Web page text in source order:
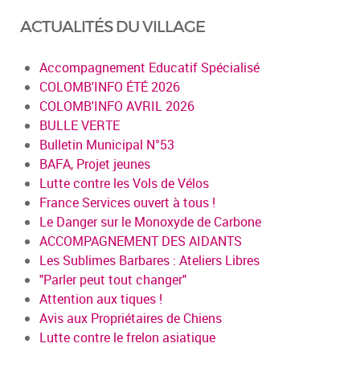
ACTUALITÉS DU VILLAGE
Accompagnement Educatif Spécialisé
COLOMB'INFO ÉTÉ 2026
COLOMB'INFO AVRIL 2026
BULLE VERTE
Bulletin Municipal N°53
BAFA, Projet jeunes
Lutte contre les Vols de Vélos
France Services ouvert à tous !
Le Danger sur le Monoxyde de Carbone
ACCOMPAGNEMENT DES AIDANTS
Les Sublimes Barbares : Ateliers Libres
"Parler peut tout changer"
Attention aux tiques !
Avis aux Propriétaires de Chiens
Lutte contre le frelon asiatique